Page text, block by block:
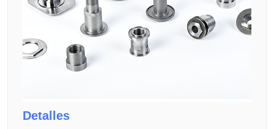
Detalles